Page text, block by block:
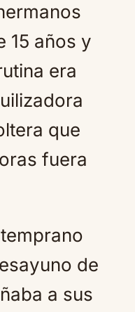
15 años y
era
que
fuera
de
a sus